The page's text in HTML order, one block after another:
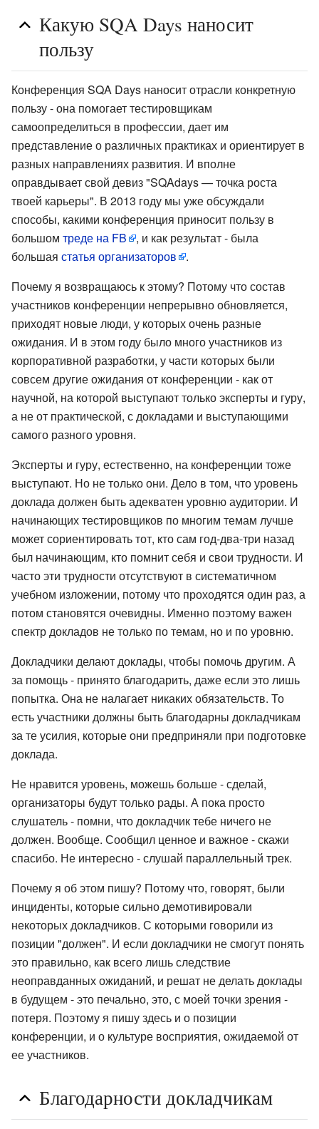
Какую SQA Days наносит
пользу
Конференция SQA Days наносит отрасли конкретную
пользу - она помогает тестировщикам
самоопределиться в профессии, дает им
представление о различных практиках и ориентирует в
разных направлениях развития. И вполне
оправдывает свой девиз "SQAdays — точка роста
твоей карьеры". В 2013 году мы уже обсуждали
способы, какими конференция приносит пользу в
большом треде на FB
, и как результат - была
большая статья организаторов
.
Почему я возвращаюсь к этому? Потому что состав
участников конференции непрерывно обновляется,
приходят новые люди, у которых очень разные
ожидания. И в этом году было много участников из
корпоративной разработки, у части которых были
совсем другие ожидания от конференции - как от
научной, на которой выступают только эксперты и гуру,
а не от практической, с докладами и выступающими
самого разного уровня.
Эксперты и гуру, естественно, на конференции тоже
выступают. Но не только они. Дело в том, что уровень
доклада должен быть адекватен уровню аудитории. И
начинающих тестировщиков по многим темам лучше
может сориентировать тот, кто сам год-два-три назад
был начинающим, кто помнит себя и свои трудности. И
часто эти трудности отсутствуют в систематичном
учебном изложении, потому что проходятся один раз, а
потом становятся очевидны. Именно поэтому важен
спектр докладов не только по темам, но и по уровню.
Докладчики делают доклады, чтобы помочь другим. А
за помощь - принято благодарить, даже если это лишь
попытка. Она не налагает никаких обязательств. То
есть участники должны быть благодарны докладчикам
за те усилия, которые они предприняли при подготовке
доклада.
Не нравится уровень, можешь больше - сделай,
организаторы будут только рады. А пока просто
слушатель - помни, что докладчик тебе ничего не
должен. Вообще. Сообщил ценное и важное - скажи
спасибо. Не интересно - слушай параллельный трек.
Почему я об этом пишу? Потому что, говорят, были
инциденты, которые сильно демотивировали
некоторых докладчиков. С которыми говорили из
позиции "должен". И если докладчики не смогут понять
это правильно, как всего лишь следствие
неоправданных ожиданий, и решат не делать доклады
в будущем - это печально, это, с моей точки зрения -
потеря. Поэтому я пишу здесь и о позиции
конференции, и о культуре восприятия, ожидаемой от
ее участников.
Благодарности докладчикам